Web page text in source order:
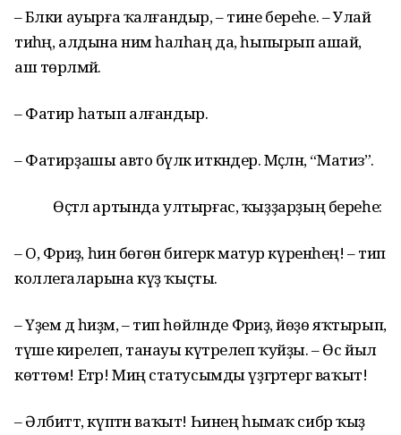
– Бәлки ауырға ҡалғандыр, – тине береһе. – Улай
тиһәң, алдына нимә һалһаң да, һыпырып ашай,
аш төрләмәй.
– Фатир һатып алғандыр.
– Фатирҙашы авто бүләк иткәндер. Мәҫәлән, “Матиз”.
Өҫтәл артында ултырғас, ҡыҙҙарҙың береһе:
– О, Фәриҙә, һин бөгөн бигерәк матур күренәһең! – тип
коллегаларына күҙ ҡыҫты.
– Үҙем дә һиҙәм, – тип һөйләнде Фәриҙә, йөҙө яҡтырып,
түше кирелеп, танауы күтәрелеп ҡуйҙы. – Өс йыл
көттөм! Етәр! Миңә статусымды үҙгәртергә ваҡыт!
– Әлбиттә, күптән ваҡыт! Һинең һымаҡ сибәр ҡыҙ